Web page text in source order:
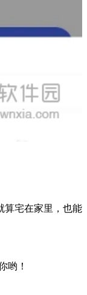
算宅在家里，也能
哟！